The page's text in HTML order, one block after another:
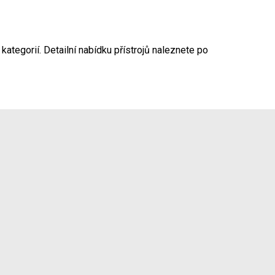
Detailní nabídku přístrojů naleznete po